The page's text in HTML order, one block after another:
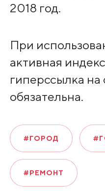
2018 год.
При
активная
гиперссылка на
обязательна.
#ГОРОД
#РЕМОНТ